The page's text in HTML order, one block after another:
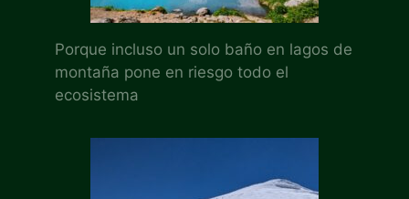
Porque incluso un solo baño en lagos de
montaña pone en riesgo todo el
ecosistema